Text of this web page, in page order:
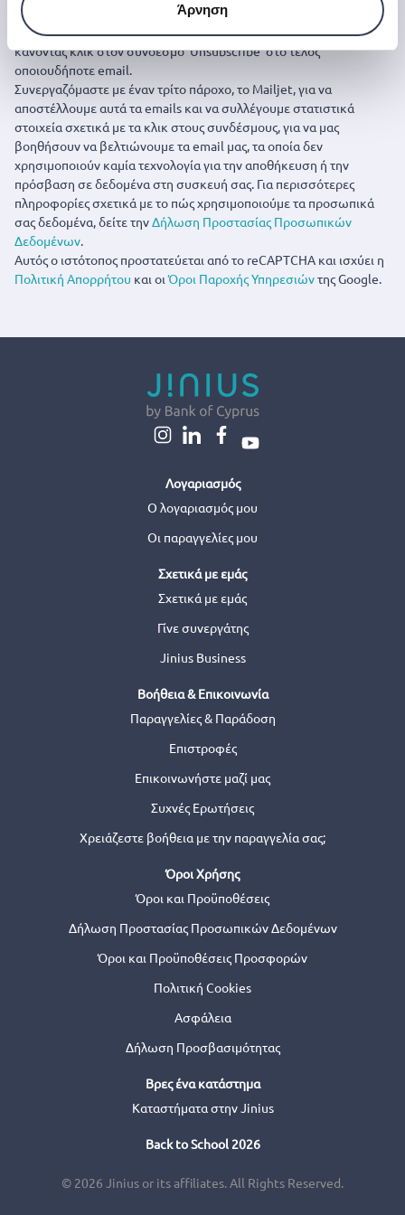
Άρνηση
Μπορείτε να ακυρώσετε την εγγραφή σας οποιαδήποτε στιγμή
κάνοντας κλικ στον σύνδεσμο ‘Unsubscribe’ στο τέλος
οποιουδήποτε email.
Συνεργαζόμαστε με έναν τρίτο πάροχο, το Mailjet, για να
αποστέλλουμε αυτά τα emails και να συλλέγουμε στατιστικά
στοιχεία σχετικά με τα κλικ στους συνδέσμους, για να μας
βοηθήσουν να βελτιώνουμε τα email μας, τα οποία δεν
χρησιμοποιούν καμία τεχνολογία για την αποθήκευση ή την
πρόσβαση σε δεδομένα στη συσκευή σας. Για περισσότερες
πληροφορίες σχετικά με το πώς χρησιμοποιούμε τα προσωπικά
σας δεδομένα, δείτε τηνΔήλωση Προστασίας Προσωπικών
Δεδομένων.
Αυτός ο ιστότοπος προστατεύεται από το reCAPTCHA και ισχύει η
Πολιτική Απορρήτου και οιΌροι Παροχής Υπηρεσιώντης Google.
Λογαριασμός
Ο λογαριασμός μου
Οι παραγγελίες μου
Σχετικά με εμάς
Σχετικά με εμάς
Γίνε συνεργάτης
Jinius Business
Βοήθεια & Επικοινωνία
Παραγγελίες & Παράδοση
Επιστροφές
Επικοινωνήστε μαζί μας
Συχνές Ερωτήσεις
Χρειάζεστε βοήθεια με την παραγγελία σας;
Όροι Χρήσης
Όροι και Προϋποθέσεις
Δήλωση Προστασίας Προσωπικών Δεδομένων
Όροι και Προϋποθέσεις Προσφορών
Πολιτική Cookies
Ασφάλεια
Δήλωση Προσβασιμότητας
Βρες ένα κατάστημα
Καταστήματα στην Jinius
Back to School 2026
© 2026 Jinius or its affiliates. All Rights Reserved.